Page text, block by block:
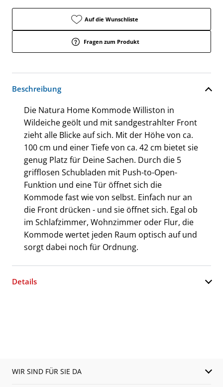
Auf die Wunschliste
Fragen zum Produkt
Beschreibung
Die Natura Home Kommode Williston in
Wildeiche geölt und mit sandgestrahlter Front
zieht alle Blicke auf sich. Mit der Höhe von ca.
100 cm und einer Tiefe von ca. 42 cm bietet sie
genug Platz für Deine Sachen. Durch die 5
grifflosen Schubladen mit Push-to-Open-
Funktion und eine Tür öffnet sich die
Kommode fast wie von selbst. Einfach nur an
die Front drücken - und sie öffnet sich. Egal ob
im Schlafzimmer, Wohnzimmer oder Flur, die
Kommode wertet jeden Raum optisch auf und
sorgt dabei noch für Ordnung.
Details
WIR SIND FÜR SIE DA